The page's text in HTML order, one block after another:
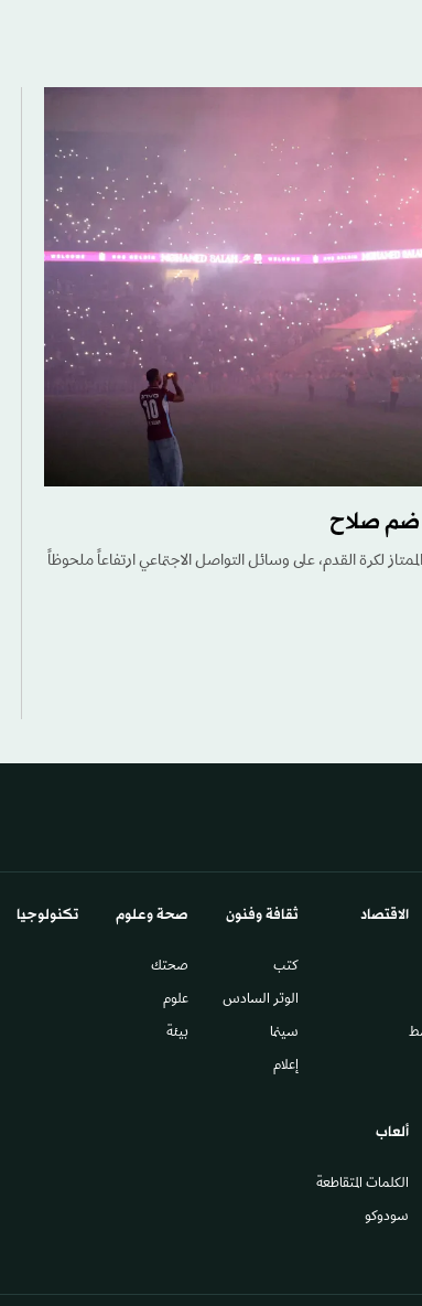
ضم صلاح
لكرة القدم، على وسائل التواصل الاجتماعي ارتفاعاً ملحوظاً
الاقتصاد ثقافة وفنون
كتب
الوتر السادس​
سينما
إعلام
صحة وعلوم
صحتك
علوم
بيئة
تكنولوجيا
ألعاب
الكلمات المتقاطعة
سودوكو